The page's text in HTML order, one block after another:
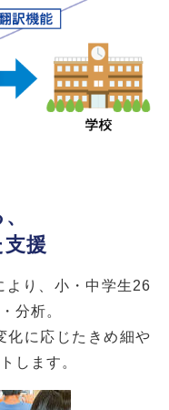
援
より、小・中学生26
分析。
化に応じたきめ細や
します。